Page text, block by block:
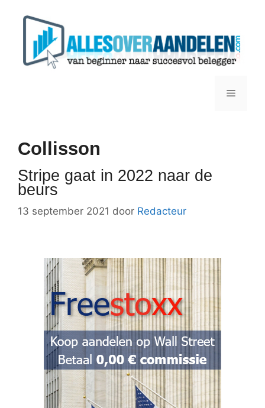
Menu
Collisson
Stripe gaat in 2022 naar de
beurs
13 september 2021 door Redacteur